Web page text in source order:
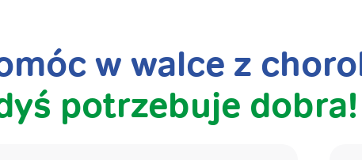
w walce z
potrzebuje dobra!